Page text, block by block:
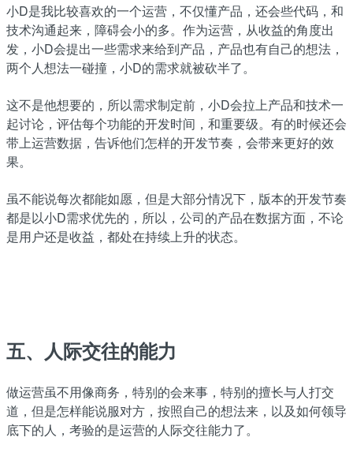
小D是我比较喜欢的一个运营，不仅懂产品，还会些代码，和
技术沟通起来，障碍会小的多。作为运营，从收益的角度出
发，小D会提出一些需求来给到产品，产品也有自己的想法，
两个人想法一碰撞，小D的需求就被砍半了。
这不是他想要的，所以需求制定前，小D会拉上产品和技术一
起讨论，评估每个功能的开发时间，和重要级。有的时候还会
带上运营数据，告诉他们怎样的开发节奏，会带来更好的效
果。
虽不能说每次都能如愿，但是大部分情况下，版本的开发节奏
都是以小D需求优先的，所以，公司的产品在数据方面，不论
是用户还是收益，都处在持续上升的状态。
五、人际交往的能力
做运营虽不用像商务，特别的会来事，特别的擅长与人打交
道，但是怎样能说服对方，按照自己的想法来，以及如何领导
底下的人，考验的是运营的人际交往能力了。